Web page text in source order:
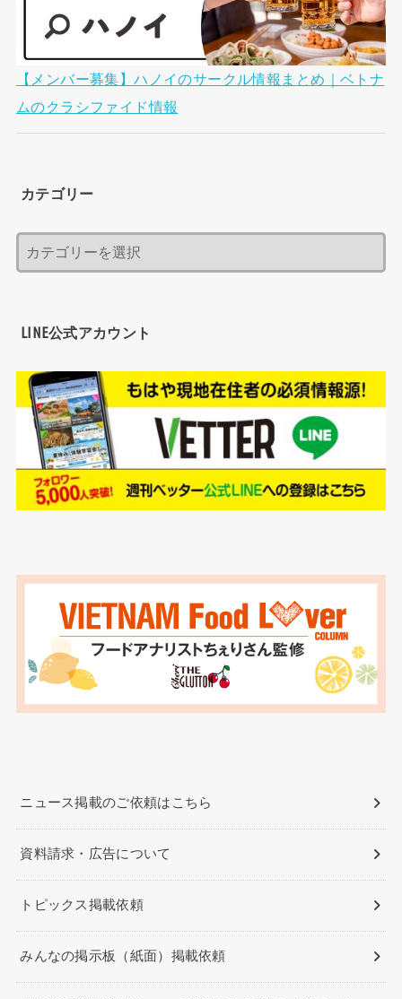
【メンバー募集】ハノイのサークル情報まとめ｜ベトナ
ムのクラシファイド情報
カテゴリー
LINE公式アカウント
ニュース掲載のご依頼はこちら
資料請求・広告について
トピックス掲載依頼
みんなの掲示板（紙面）掲載依頼